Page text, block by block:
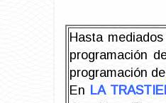
Hasta
programación
programación
En LA